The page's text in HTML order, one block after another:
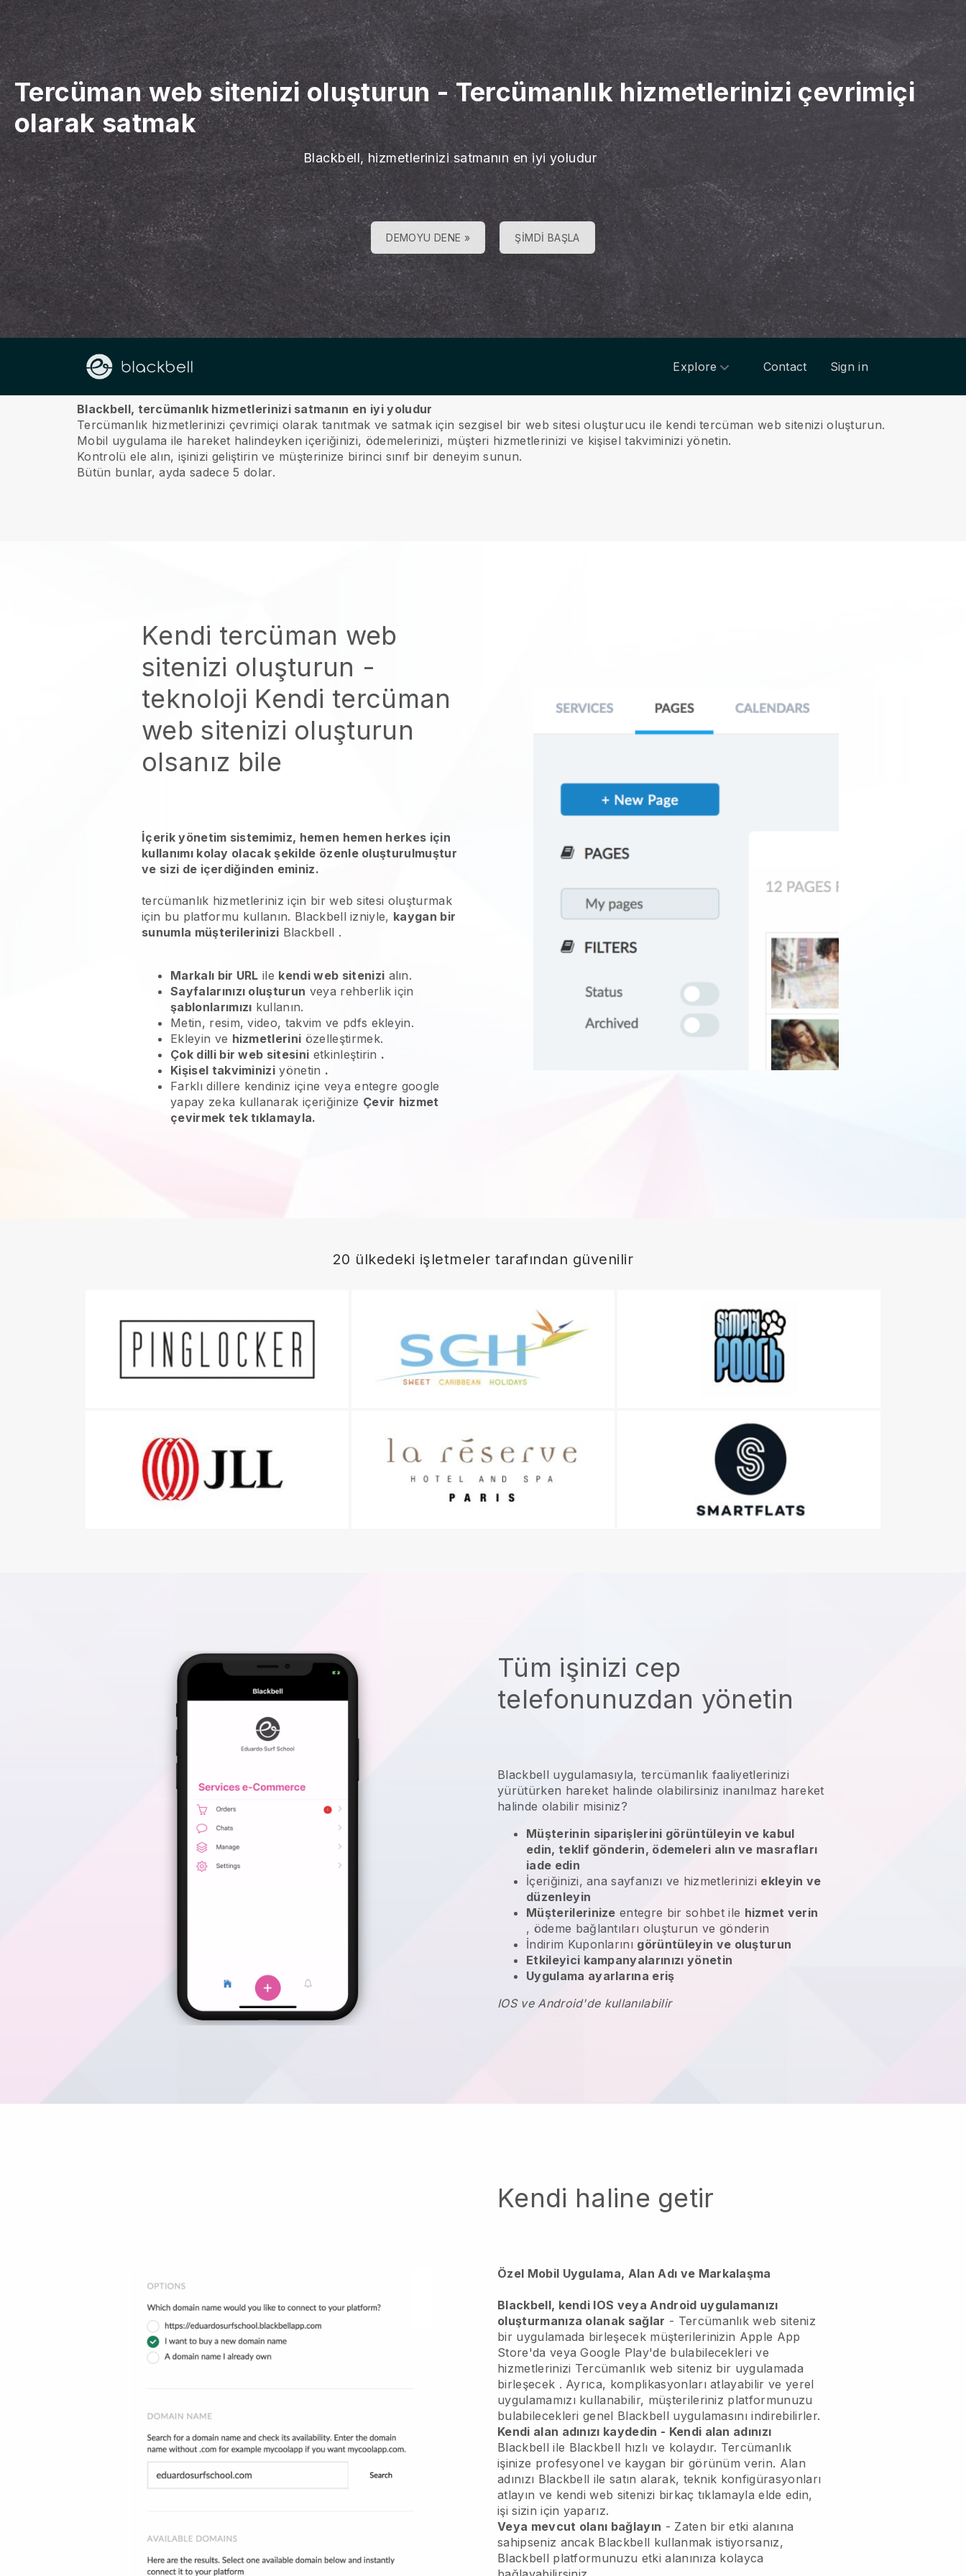
Tercüman web sitenizi oluşturun-Tercümanlık hizmetlerinizi çevrimiçi
olarak satmak
Blackbell, hizmetlerinizi satmanın en iyi yoludur
DEMOYU DENE » ŞIMDI BAŞLA
Explore Contact Sign in
Hakkımızda
Blackbell, tercümanlık hizmetlerinizi satmanın en iyi yoludur
Tercümanlık hizmetlerinizi çevrimiçi olarak tanıtmak ve satmak için sezgisel bir web sitesi oluşturucu ile kendi tercüman web sitenizi oluşturun.
Mobil uygulama ile hareket halindeyken içeriğinizi, ödemelerinizi, müşteri hizmetlerinizi ve kişisel takviminizi yönetin.
Kontrolü ele alın, işinizi geliştirin ve müşterinize birinci sınıf bir deneyim sunun.
Bütün bunlar, ayda sadece 5 dolar.
Kendi tercüman web
sitenizi oluşturun -
teknoloji Kendi tercüman
web sitenizi oluşturun
olsanız bile
İçerik yönetim sistemimiz, hemen hemen herkes için
kullanımı kolay olacak şekilde özenle oluşturulmuştur
ve sizi de içerdiğinden eminiz.
tercümanlık hizmetleriniz için bir web sitesi oluşturmak
için bu platformu kullanın. Blackbell izniyle, kaygan bir
sunumla müşterilerinizi Blackbell .
Markalı bir URL ile kendi web sitenizi alın.
Sayfalarınızı oluşturun veya rehberlik için
şablonlarımızı kullanın.
Metin, resim, video, takvim ve pdfs ekleyin.
Ekleyin ve hizmetlerini özelleştirmek.
Çok dilli bir web sitesini etkinleştirin .
Kişisel takviminizi yönetin .
Farklı dillere kendiniz içine veya entegre google
yapay zeka kullanarak içeriğinize Çevir hizmet
çevirmek tek tıklamayla.
20 ülkedeki işletmeler tarafından güvenilir
Tüm işinizi cep
telefonunuzdan yönetin
Blackbell uygulamasıyla,tercümanlık faaliyetlerinizi
yürütürken hareket halinde olabilirsiniz inanılmaz hareket
halinde olabilir misiniz?
Müşterinin siparişlerini görüntüleyin ve kabul
edin, teklif gönderin, ödemeleri alın ve masrafları
iade edin
İçeriğinizi, ana sayfanızı ve hizmetlerinizi ekleyin ve
düzenleyin
Müşterilerinize entegre bir sohbet ile hizmet verin
, ödeme bağlantıları oluşturun ve gönderin
İndirim Kuponlarını görüntüleyin ve oluşturun
Etkileyici kampanyalarınızı yönetin
Uygulama ayarlarına eriş
IOS ve Android'de kullanılabilir
Kendi haline getir
Özel Mobil Uygulama, Alan Adı ve Markalaşma
Blackbell, kendi IOS veya Android uygulamanızı
oluşturmanıza olanak sağlar - Tercümanlık web siteniz
bir uygulamada birleşecek müşterilerinizin Apple App
Store'da veya Google Play'de bulabilecekleri ve
hizmetlerinizi Tercümanlık web siteniz bir uygulamada
birleşecek . Ayrıca, komplikasyonları atlayabilir ve yerel
uygulamamızı kullanabilir, müşterileriniz platformunuzu
bulabilecekleri genel Blackbell uygulamasını indirebilirler.
Kendi alan adınızı kaydedin - Kendi alan adınızı
Blackbell ile Blackbell hızlı ve kolaydır. Tercümanlık
işinize profesyonel ve kaygan bir görünüm verin. Alan
adınızı Blackbell ile satın alarak, teknik konfigürasyonları
atlayın ve kendi web sitenizi birkaç tıklamayla elde edin,
işi sizin için yaparız.
Veya mevcut olanı bağlayın - Zaten bir etki alanına
sahipseniz ancak Blackbell kullanmak istiyorsanız,
Blackbell platformunuzu etki alanınıza kolayca